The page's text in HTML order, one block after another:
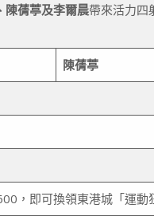
陳蒨葶及李爾晨帶來活力四
陳蒨葶
，即可換領東港城「運動